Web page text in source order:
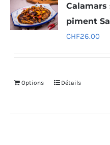
Calamars
piment
CHF26.00
Options Détails